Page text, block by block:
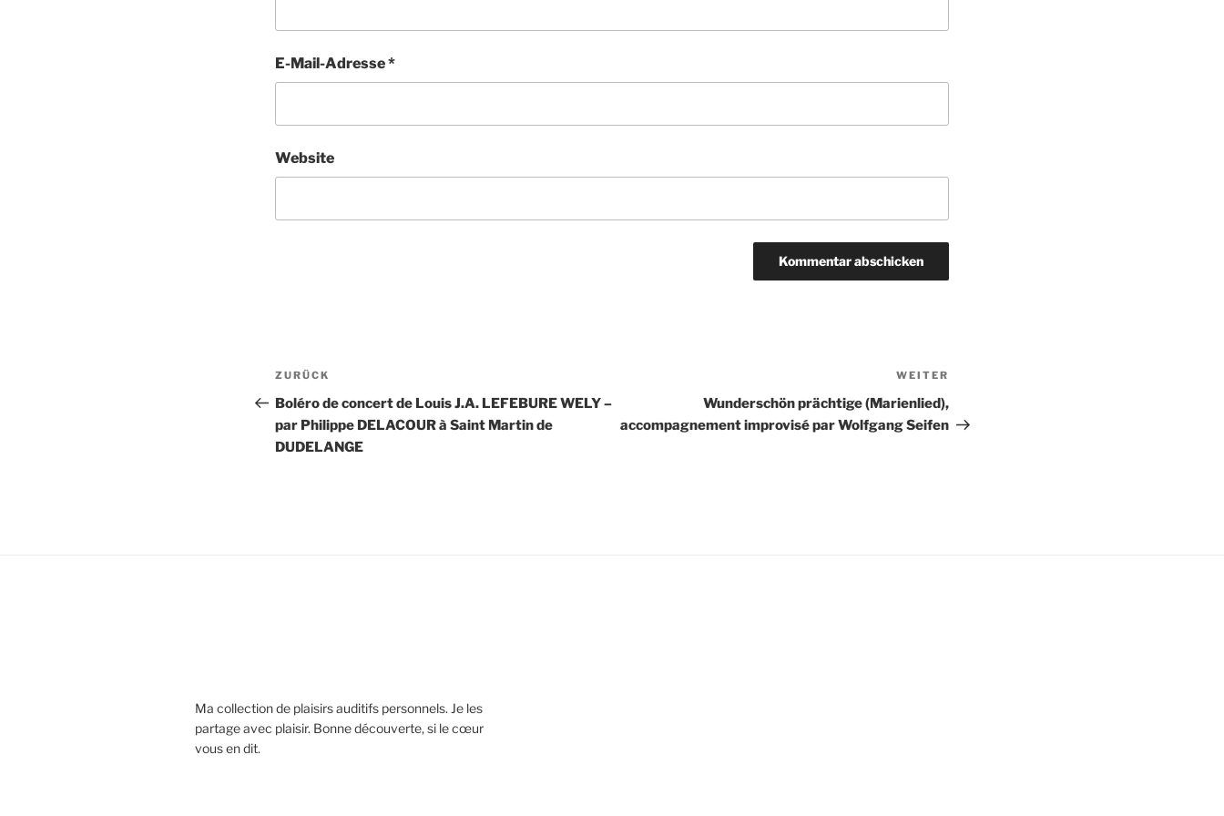
E-Mail-Adresse*
Website
Beitragsnavigation
Vorheriger
Beitrag
ZURÜCK
Boléro de concert de Louis J.A. LEFEBURE WELY –
par Philippe DELACOUR à Saint Martin de
DUDELANGE
WEITER
Wunderschön prächtige (Marienlied),
accompagnement improvisé par Wolfgang Seifen
Ma collection de plaisirs auditifs personnels. Je les
partage avec plaisir. Bonne découverte, si le cœur
vous en dit.